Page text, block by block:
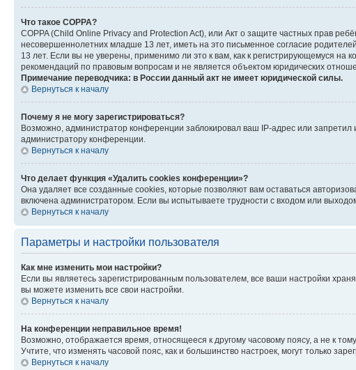
Что такое COPPA?
COPPA (Child Online Privacy and Protection Act), или Акт о защите частных прав
несовершеннолетних младше 13 лет, иметь на это письменное согласие
13 лет. Если вы не уверены, применимо ли это к вам, как к регистрирующемуся
рекомендаций по правовым вопросам и не является объектом юридических
Примечание переводчика: в России данный акт не имеет юридической силы.
Вернуться к началу
Почему я не могу зарегистрироваться?
Возможно, администратор конференции заблокировал ваш IP-адрес или
администратору конференции.
Вернуться к началу
Что делает функция «Удалить cookies конференции»?
Она удаляет все созданные cookies, которые позволяют вам оставаться
включена администратором. Если вы испытываете трудности с входом или
Вернуться к началу
Параметры и настройки пользователя
Как мне изменить мои настройки?
Если вы являетесь зарегистрированным пользователем, все ваши настройки
вы можете изменить все свои настройки.
Вернуться к началу
На конференции неправильное время!
Возможно, отображается время, относящееся к другому часовому поясу, а не к
Учтите, что изменять часовой пояс, как и большинство настроек, могут только
Вернуться к началу